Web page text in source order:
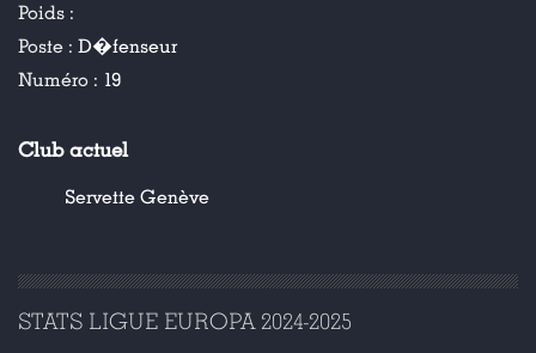
Poids :
Poste : D�fenseur
Numéro : 19
Club actuel
Servette Genève
STATS LIGUE EUROPA 2024-2025